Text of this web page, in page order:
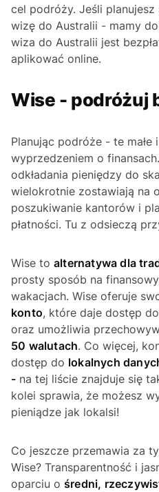
cel podróży. Jeśli
wizę do Australii - mamy
wiza do Australii jest
aplikować online.
Wise - podróżuj
Planując podróże - te
wyprzedzeniem o
odkładania pieniędzy do
wielokrotnie zostawiają na
poszukiwanie kantorów i
płatności. Tu z odsieczą
Wise to alternatywa dla
prosty sposób na
wakacjach. Wise oferuje
konto, które daje dostęp do
oraz umożliwia
50 walutach. Co więcej,
dostęp do lokalnych
- na tej liście znajduje się
kolei sprawia, że możesz
pieniądze jak lokalsi!
Co jeszcze przemawia za
Wise? Transparentność i
oparciu o średni,